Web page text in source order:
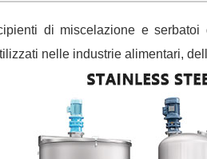
di miscelazione e
nelle industrie alimentari,